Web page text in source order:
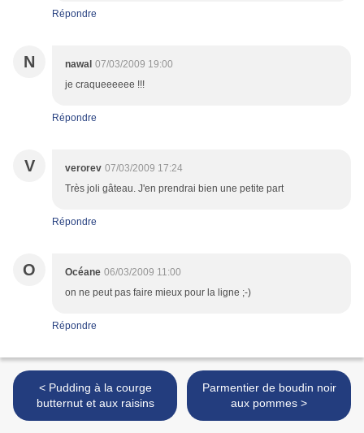
Répondre
N nawal 07/03/2009 19:00
je craqueeeeee !!!
Répondre
V verorev 07/03/2009 17:24
Très joli gâteau. J'en prendrai bien une petite part
Répondre
O Océane 06/03/2009 11:00
on ne peut pas faire mieux pour la ligne ;-)
Répondre
< Pudding à la courge
butternut et aux raisins
Parmentier de boudin noir
aux pommes >